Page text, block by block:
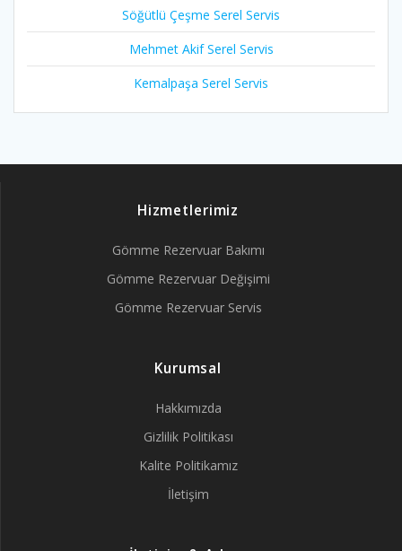
Söğütlü Çeşme Serel Servis
Mehmet Akif Serel Servis
Kemalpaşa Serel Servis
Hizmetlerimiz
Gömme Rezervuar Bakımı
Gömme Rezervuar Değişimi
Gömme Rezervuar Servis
Kurumsal
Hakkımızda
Gizlilik Politikası
Kalite Politikamız
İletişim